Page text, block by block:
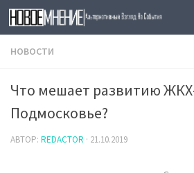
Skip to content
НОВОСТИ
Что мешает развитию
Подмосковье?
АВТОР: REDACTOR · 21.10.2019